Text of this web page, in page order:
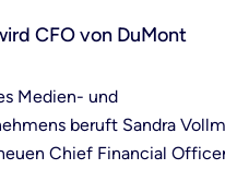
CFO von DuMont
Medien- und
beruft Sandra
Chief Financial